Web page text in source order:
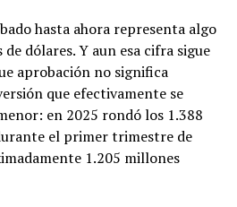
hasta ahora representa algo
dólares. Y aun esa cifra sigue
aprobación no significa
que efectivamente se
en 2025 rondó los 1.388
el primer trimestre de
1.205 millones